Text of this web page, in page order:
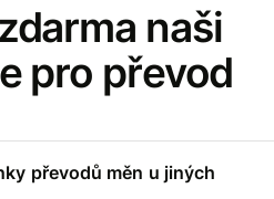
naši
pro převod
převodů měn u jiných